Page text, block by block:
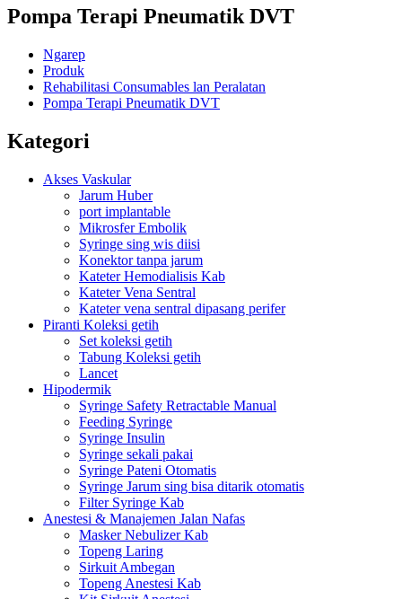
Pompa Terapi Pneumatik DVT
Ngarep
Produk
Rehabilitasi Consumables lan Peralatan
Pompa Terapi Pneumatik DVT
Kategori
Akses Vaskular
Jarum Huber
port implantable
Mikrosfer Embolik
Syringe sing wis diisi
Konektor tanpa jarum
Kateter Hemodialisis Kab
Kateter Vena Sentral
Kateter vena sentral dipasang perifer
Piranti Koleksi getih
Set koleksi getih
Tabung Koleksi getih
Lancet
Hipodermik
Syringe Safety Retractable Manual
Feeding Syringe
Syringe Insulin
Syringe sekali pakai
Syringe Pateni Otomatis
Syringe Jarum sing bisa ditarik otomatis
Filter Syringe Kab
Anestesi & Manajemen Jalan Nafas
Masker Nebulizer Kab
Topeng Laring
Sirkuit Ambegan
Topeng Anestesi Kab